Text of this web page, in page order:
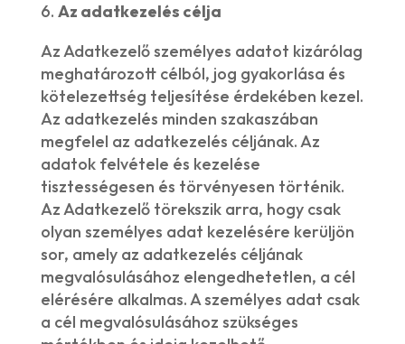
Az adatkezelés célja
Az Adatkezelő személyes adatot kizárólag
meghatározott célból, jog gyakorlása és
kötelezettség teljesítése érdekében kezel.
Az adatkezelés minden szakaszában
megfelel az adatkezelés céljának. Az
adatok felvétele és kezelése
tisztességesen és törvényesen történik.
Az Adatkezelő törekszik arra, hogy csak
olyan személyes adat kezelésére kerüljön
sor, amely az adatkezelés céljának
megvalósulásához elengedhetetlen, a cél
elérésére alkalmas. A személyes adat csak
a cél megvalósulásához szükséges